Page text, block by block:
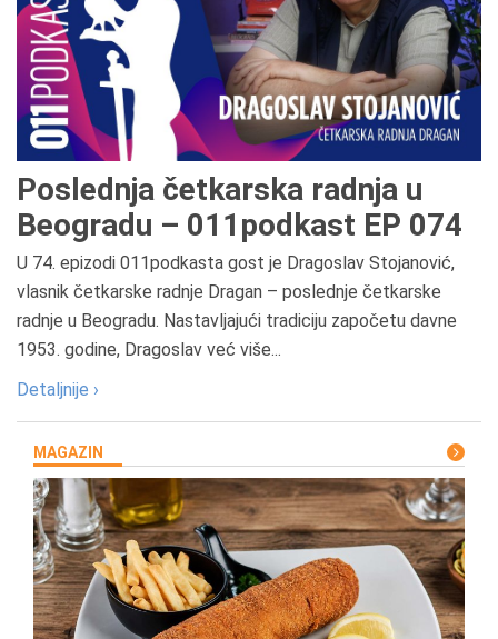
Poslednja četkarska radnja u
Beogradu – 011podkast EP 074
U 74. epizodi 011podkasta gost je Dragoslav Stojanović,
vlasnik četkarske radnje Dragan – poslednje četkarske
radnje u Beogradu. Nastavljajući tradiciju započetu davne
1953. godine, Dragoslav već više...
Detaljnije ›
MAGAZIN